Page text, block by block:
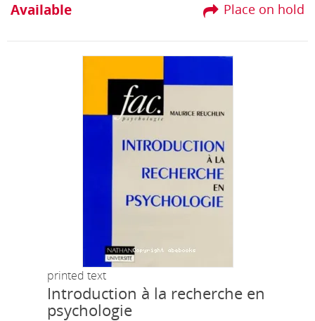
Place on hold
Available
printed text
Introduction à la recherche en
psychologie